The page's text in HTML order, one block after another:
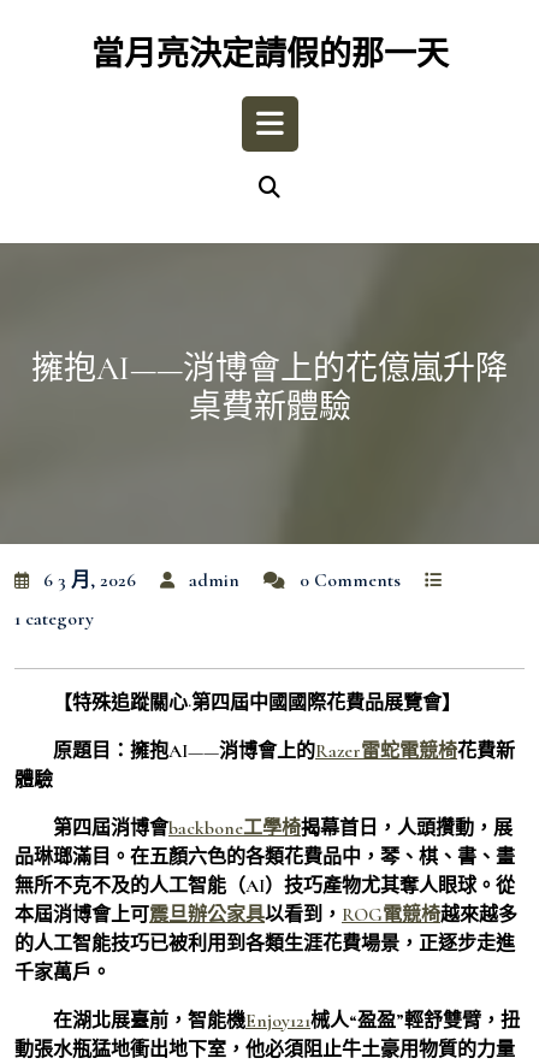
當月亮決定請假的那一天
Open
擁抱AI——消博會上的花億嵐升降
桌費新體驗
6 3 月, 2026 admin
0 Comments
1 category
【特殊追蹤關心·第四屆中國國際花費品展覽會】
原題目：擁抱AI——消博會上的Razer雷蛇電競椅花費新
體驗
第四屆消博會backbone工學椅揭幕首日，人頭攢動，展
品琳瑯滿目。在五顏六色的各類花費品中，琴、棋、書、畫
無所不克不及的人工智能（AI）技巧產物尤其奪人眼球。從
本屆消博會上可震旦辦公家具以看到， ROG電競椅越來越多
的人工智能技巧已被利用到各類生涯花費場景，正逐步走進
千家萬戶。
在湖北展臺前，智能機Enjoy121械人“盈盈”輕舒雙臂，扭
動張水瓶猛地衝出地下室，他必須阻止牛土豪用物質的力量